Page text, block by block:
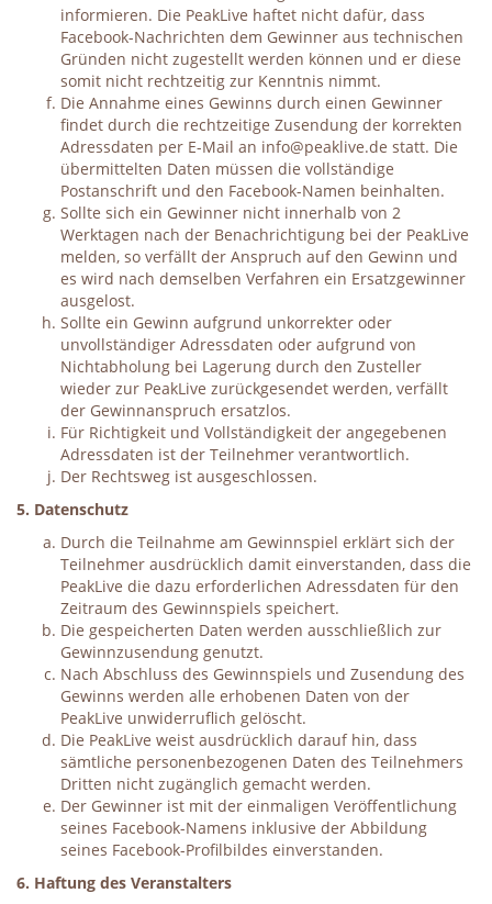
informieren. Die PeakLive haftet nicht dafür, dass
Facebook-Nachrichten dem Gewinner aus technischen
Gründen nicht zugestellt werden können und er diese
somit nicht rechtzeitig zur Kenntnis nimmt.
Die Annahme eines Gewinns durch einen Gewinner
findet durch die rechtzeitige Zusendung der korrekten
Adressdaten per E-Mail an info@peaklive.de statt. Die
übermittelten Daten müssen die vollständige
Postanschrift und den Facebook-Namen beinhalten.
Sollte sich ein Gewinner nicht innerhalb von 2
Werktagen nach der Benachrichtigung bei der PeakLive
melden, so verfällt der Anspruch auf den Gewinn und
es wird nach demselben Verfahren ein Ersatzgewinner
ausgelost.
Sollte ein Gewinn aufgrund unkorrekter oder
unvollständiger Adressdaten oder aufgrund von
Nichtabholung bei Lagerung durch den Zusteller
wieder zur PeakLive zurückgesendet werden, verfällt
der Gewinnanspruch ersatzlos.
Für Richtigkeit und Vollständigkeit der angegebenen
Adressdaten ist der Teilnehmer verantwortlich.
Der Rechtsweg ist ausgeschlossen.
5. Datenschutz
Durch die Teilnahme am Gewinnspiel erklärt sich der
Teilnehmer ausdrücklich damit einverstanden, dass die
PeakLive die dazu erforderlichen Adressdaten für den
Zeitraum des Gewinnspiels speichert.
Die gespeicherten Daten werden ausschließlich zur
Gewinnzusendung genutzt.
Nach Abschluss des Gewinnspiels und Zusendung des
Gewinns werden alle erhobenen Daten von der
PeakLive unwiderruflich gelöscht.
Die PeakLive weist ausdrücklich darauf hin, dass
sämtliche personenbezogenen Daten des Teilnehmers
Dritten nicht zugänglich gemacht werden.
Der Gewinner ist mit der einmaligen Veröffentlichung
seines Facebook-Namens inklusive der Abbildung
seines Facebook-Profilbildes einverstanden.
6. Haftung des Veranstalters